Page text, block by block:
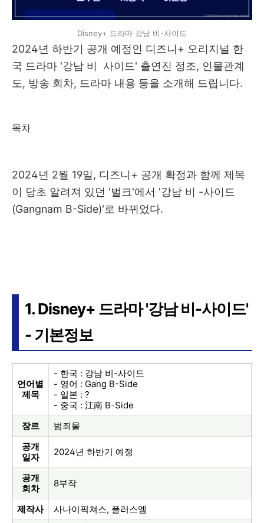
Disney+ 드라마 강남 비-사이드
2024년 하반기 공개 예정인 디즈니+ 오리지널 한
국 드라마 '강남 비 사이드' 출연진 정조, 인물관계
도, 방송 회차, 드라마 내용 등을 소개해 드립니다.
목차
2024년 2월 19일, 디즈니+ 공개 확정과 함께 제목
이 당초 알려져 있던 '벌크'에서 '강남 비 -사이드
(Gangnam B-Side)'로 바뀌었다.
1. Disney+ 드라마 '강남 비-사이드'
- 기본정보
언어별
제목
- 한국 : 강남 비-사이드
- 영어 : Gang B-Side
- 일본 : ?
- 중국 : 江南 B-Side
장르
범죄물
공개
일자
2024년 하반기 예정
공개
회차
8부작
제작사 사나이픽쳐스, 플러스엠